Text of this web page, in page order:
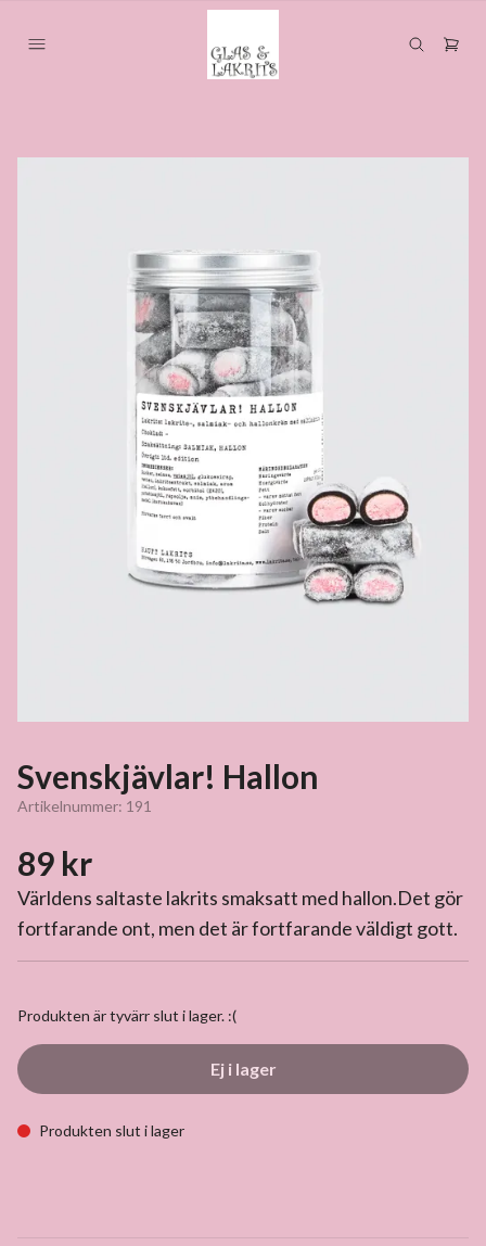
Svenskjävlar! Hallon
Artikelnummer: 191
89 kr
Världens saltaste lakrits smaksatt med hallon.Det gör
fortfarande ont, men det är fortfarande väldigt gott.
Produkten är tyvärr slut i lager. :(
Ej i lager
Produkten slut i lager